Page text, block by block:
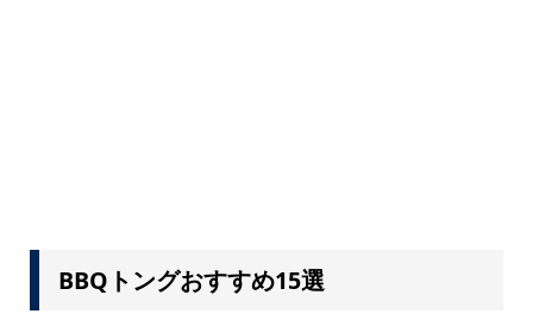
BBQトングおすすめ15選